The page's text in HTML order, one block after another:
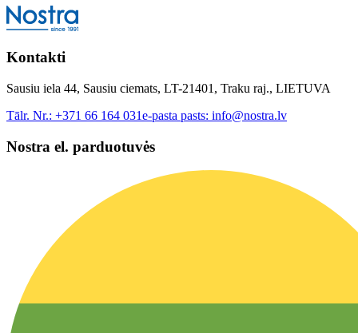
Kontakti
Sausiu iela 44, Sausiu ciemats, LT-21401, Traku raj., LIETUVA
Tālr. Nr.: +371 66 164 031e-pasta pasts: info@nostra.lv
Nostra el. parduotuvės